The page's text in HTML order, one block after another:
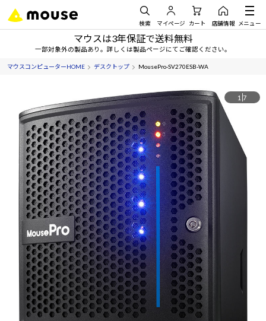
検索 マイページ カート 店舗情報 メニュー
マウスは3年保証で送料無料
一部対象外の製品あり。詳しくは製品ページにてご確認ください。
マウスコンピューターHOME デスクトップ MousePro-SV270ESB-WA
1 7